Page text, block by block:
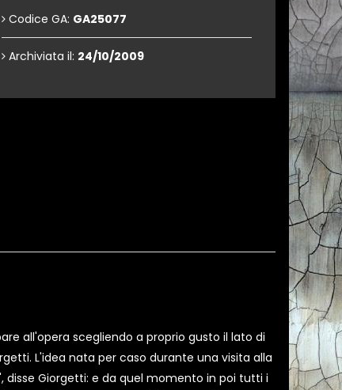
Codice GA: GA25077
Archiviata il: 24/10/2009
all'opera scegliendo a proprio gusto il lato di
L'idea nata per caso durante una visita alla
disse Giorgetti: e da quel momento in poi tutti i